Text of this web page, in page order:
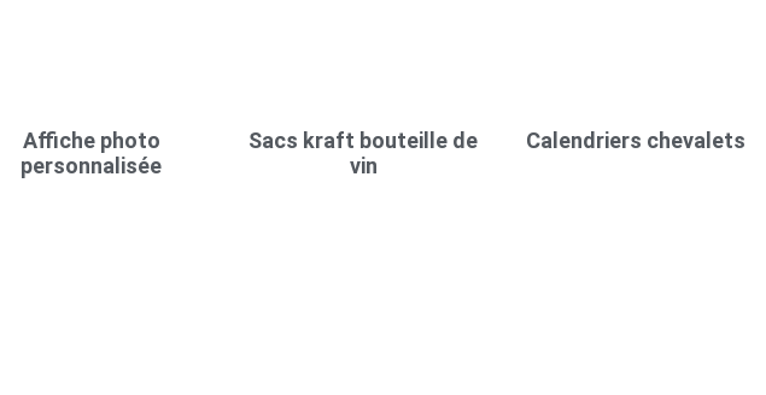
Affiche photo
personnalisée
Sacs kraft bouteille de
vin
Calendriers chevalets